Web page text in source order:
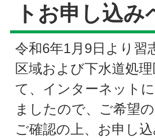
トお申し込み
令和6年1月9日より習
区域および下水道処
て、インターネット
ましたので、ご希望
ご確認の上、お申し